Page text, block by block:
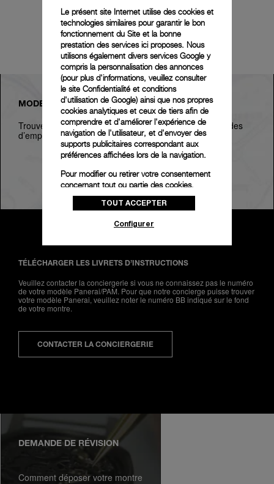
MODES D’EMPLOI
Trouvez votre montre Panerai pour télécharger les modes
d’emploi correspondants.
RECHERCHER
TÉLÉCHARGER LES LIVRETS D’INSTRUCTIONS
Veuillez contacter la conciergerie si vous ne connaissez pas le numéro
de votre modèle Panerai/PAM. Pour que notre concierge puisse trouver
votre modèle Panerai, veuillez noter le numéro BB indiqué sur le fond
de votre montre.
CONTACTER LA CONCIERGERIE
DEMANDE DE RÉVISION
Comment déposer votre montre
Le présent site Internet utilise des cookies et
technologies similaires pour garantir le bon
fonctionnement du Site et la bonne
prestation des services ici proposes. Nous
utilisons également divers services Google y
compris la personnalisation des annonces
(pour plus d'informations, veuillez consulter
le site Confidentialité et conditions
d'utilisation de Google) ainsi que nos propres
cookies analytiques et ceux de tiers afin de
comprendre et d'améliorer l'expérience de
navigation de l'utilisateur, et d'envoyer des
supports publicitaires correspondant aux
préférences affichées lors de la navigation.
Pour modifier ou retirer votre consentement
concernant tout ou partie des cookies,
cliquez sur « Configurer » ou consultez notre
politique des cookiespour obtenir plus
donnez votre consentement pour l’utilisation
des cookies susmentionnés
donnez votre consentement uniquement
pour l’utilisation des cookies techniques.
TOUT ACCEPTER
Configurer